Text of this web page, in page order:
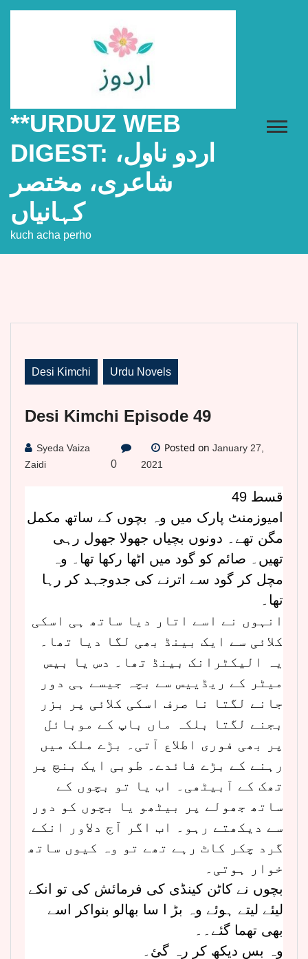
**URDUZ WEB
DIGEST: اردو ناول،
شاعری، مختصر
کہانیاں
kuch acha perho
Desi Kimchi Urdu Novels
Desi Kimchi Episode 49
Syeda Vaiza
Zaidi
0
Posted on January 27,
2021
قسط 49
امیوزمنٹ پارک میں وہ بچوں کے ساتھ مکمل
مگن تھے۔ دونوں بچیاں جھولا جھول رہی
تھیں۔ صائم کو گود میں اٹھا رکھا تھا۔ وہ
مچل کر گود سے اترنے کی جدوجہد کر رہا
تھا۔
انہوں نے اسے اتار دیا ساتھ ہی اسکی
کلائی سے ایک بینڈ بھی لگا دیا تھا۔
یہ الیکٹرانک بینڈ تھا۔ دس یا بیس
میٹر کے ریڈییس سے بچہ جیسے ہی دور
جانے لگتا نا صرف اسکی کلائی پر بزر
بجنے لگتا بلکہ ماں باپ کے موبائل
پر بھی فوری اطلاع آتی۔ بڑے ملک میں
رہنے کے بڑے فائدے۔ طوبی ایک بنچ پر
تھک کے آبیٹھی۔ اب یا تو بچوں کے
ساتھ جھولے پر بیٹھو یا بچوں کو دور
سے دیکھتے رہو۔ اب اگر آج دلاور انکے
گرد چکر کاٹ رہے تھے تو وہ کیوں ساتھ
خوار ہوتی۔
بچوں نے کاٹن کینڈی کی فرمائش کی تو انکے
لیئے لیتے ہوئے وہ بڑ ا سا بھالو بنواکر اسے
بھی تھما گئے۔۔
وہ بس دیکھ کر رہ گئ۔